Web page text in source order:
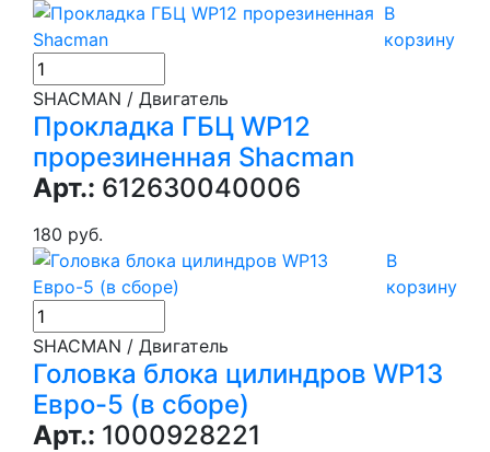
В
корзину
SHACMAN / Двигатель
Прокладка ГБЦ WP12
прорезиненная Shacman
Арт.: 612630040006
180 руб.
В
корзину
SHACMAN / Двигатель
Головка блока цилиндров WP13
Евро-5 (в сборе)
Арт.: 1000928221